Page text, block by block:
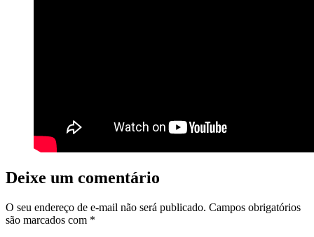
Deixe um comentário
O seu endereço de e-mail não será publicado. Campos obrigatórios
são marcados com *